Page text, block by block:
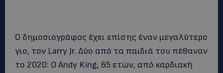
Ο δημοσιογράφος έχει επίσης έναν μεγαλύτερο
γιο, τον Larry Jr. Δύο από τα παιδιά του πέθαναν
το 2020: Ο Andy King, 65 ετών, από καρδιακή